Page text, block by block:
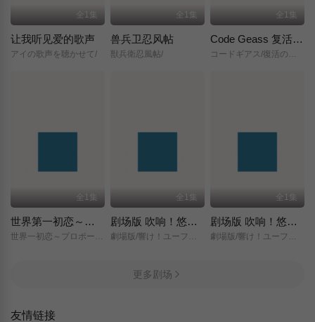
全1集
让我听见爱的歌声
アイの歌声を聴かせて/
全1集
兽兵卫忍风帖
獣兵衛忍風帖/
全1集
Code Geass 复活的鲁路修
コードギアス/復活のルルーシュ/
全1集
世界第一初恋～求婚篇～
全1集
剧场版 吹响！悠风号～想要传达的旋律～
全1集
剧场版 吹响！悠风号～誓言的终章～
更多剧场
友情链接